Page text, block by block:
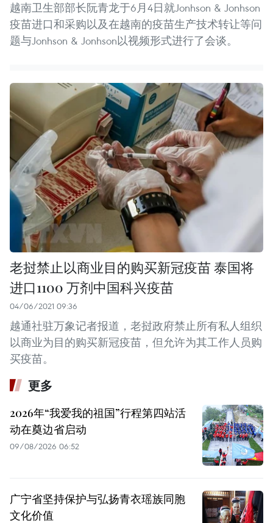
越南卫生部部长阮青龙于6月4日就Jonhson & Jonhson
疫苗进口和采购以及在越南的疫苗生产技术转让等问
题与Jonhson & Jonhson以视频形式进行了会谈。
老挝禁止以商业目的购买新冠疫苗 泰国将
进口1100 万剂中国科兴疫苗
04/06/2021 09:36
越通社驻万象记者报道，老挝政府禁止所有私人组织
以商业为目的购买新冠疫苗，但允许为其工作人员购
买疫苗。
更多
2026年“我爱我的祖国”行程第四站活
动在奠边省启动
09/08/2026 06:52
广宁省坚持保护与弘扬青衣瑶族同胞
文化价值